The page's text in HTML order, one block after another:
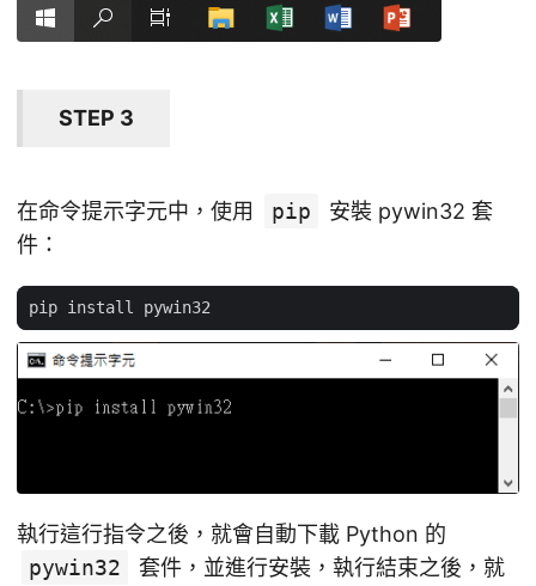
STEP 3
在命令提示字元中，使用 pip
安裝 pywin32 套
件：
執行這行指令之後，就會自動下載 Python 的
pywin32
套件，並進行安裝，執行結束之後，就